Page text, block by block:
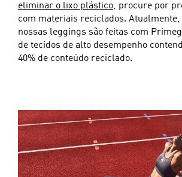
eliminar o lixo plástico, procure por
com materiais reciclados. Atualmente,
nossas leggings são feitas com
de tecidos de alto desempenho
40% de conteúdo reciclado.